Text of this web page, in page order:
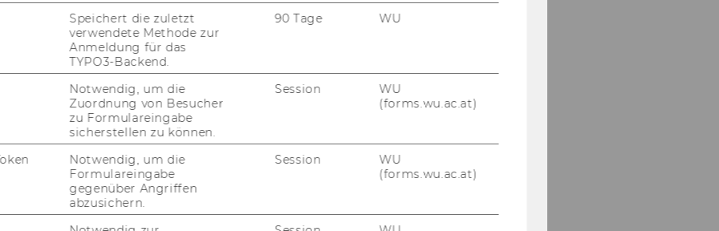
AG un­ter­stützt den LA­Ward
Dis­ser­ta­ti­on sowie mit Bü­cher­
fin­den Sie
Speichert die zuletzt
verwendete Methode zur
Anmeldung für das
TYPO3-Backend.
90 Tage WU
Notwendig, um die
Zuordnung von Besucher
zu Formulareingabe
sicherstellen zu können.
Session
WU
(forms.wu.ac.at)
Notwendig, um die
Formulareingabe
gegenüber Angriffen
abzusichern.
Session
WU
(forms.wu.ac.at)